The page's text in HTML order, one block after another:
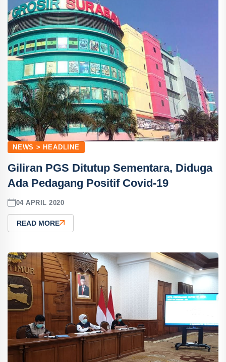
NEWS > HEADLINE
Giliran PGS Ditutup Sementara, Diduga
Ada Pedagang Positif Covid-19
04 APRIL 2020
READ MORE